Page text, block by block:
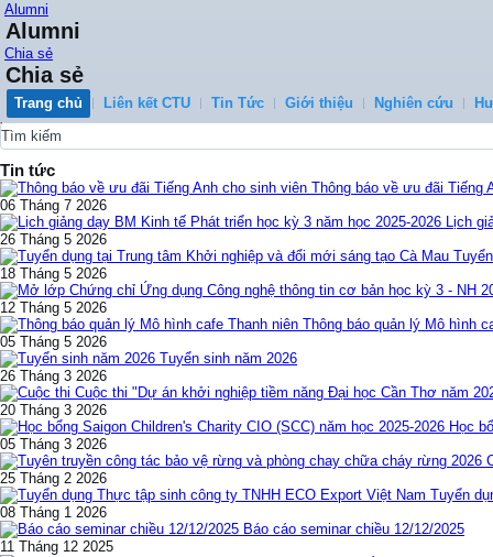
Alumni
Alumni
Chia sẻ
Chia sẻ
Trang chủ Liên kết CTU Tin Tức Giới thiệu Nghiên cứu
0
Tin tức
Thông báo về ưu đãi Tiếng
06 Tháng 7 2026
Lịch
26 Tháng 5 2026
18 Tháng 5 2026
12 Tháng 5 2026
Thông báo quản lý Mô hình
05 Tháng 5 2026
Tuyển sinh năm 2026
26 Tháng 3 2026
Cuộc thi "Dự án khởi nghiệp tiềm năng Đại học Cần Thơ năm
20 Tháng 3 2026
Học
05 Tháng 3 2026
25 Tháng 2 2026
Tuyển
08 Tháng 1 2026
Báo cáo seminar chiều 12/12/2025
11 Tháng 12 2025